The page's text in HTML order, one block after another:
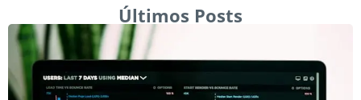
Últimos Posts